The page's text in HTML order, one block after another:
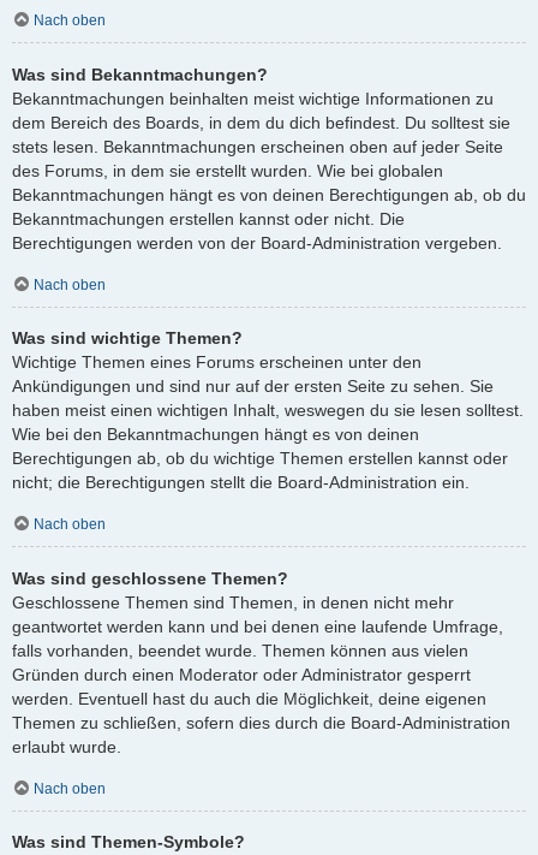
Nach oben
Was sind Bekanntmachungen?
Bekanntmachungen beinhalten meist wichtige Informationen zu
dem Bereich des Boards, in dem du dich befindest. Du solltest sie
stets lesen. Bekanntmachungen erscheinen oben auf jeder Seite
des Forums, in dem sie erstellt wurden. Wie bei globalen
Bekanntmachungen hängt es von deinen Berechtigungen ab, ob du
Bekanntmachungen erstellen kannst oder nicht. Die
Berechtigungen werden von der Board-Administration vergeben.
Nach oben
Was sind wichtige Themen?
Wichtige Themen eines Forums erscheinen unter den
Ankündigungen und sind nur auf der ersten Seite zu sehen. Sie
haben meist einen wichtigen Inhalt, weswegen du sie lesen solltest.
Wie bei den Bekanntmachungen hängt es von deinen
Berechtigungen ab, ob du wichtige Themen erstellen kannst oder
nicht; die Berechtigungen stellt die Board-Administration ein.
Nach oben
Was sind geschlossene Themen?
Geschlossene Themen sind Themen, in denen nicht mehr
geantwortet werden kann und bei denen eine laufende Umfrage,
falls vorhanden, beendet wurde. Themen können aus vielen
Gründen durch einen Moderator oder Administrator gesperrt
werden. Eventuell hast du auch die Möglichkeit, deine eigenen
Themen zu schließen, sofern dies durch die Board-Administration
erlaubt wurde.
Nach oben
Was sind Themen-Symbole?